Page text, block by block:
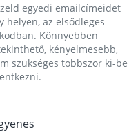
egyedi emailcímeidet
helyen, az elsődleges
Könnyebben
kényelmesebb,
szükséges többször ki-be